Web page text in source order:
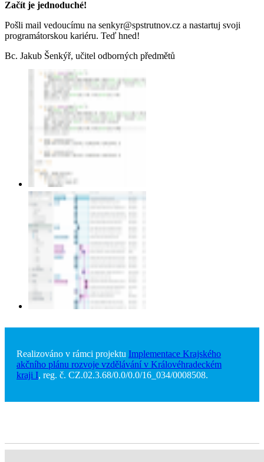
Začít je jednoduché!
Pošli mail vedoucímu na senkyr@spstrutnov.cz a nastartuj svoji
programátorskou kariéru. Teď hned!
Bc. Jakub Šenkýř, učitel odborných předmětů
Realizováno v rámci projektu Implementace Krajského
akčního plánu rozvoje vzdělávání v Královéhradeckém
kraji I, reg. č. CZ.02.3.68/0.0/0.0/16_034/0008508.